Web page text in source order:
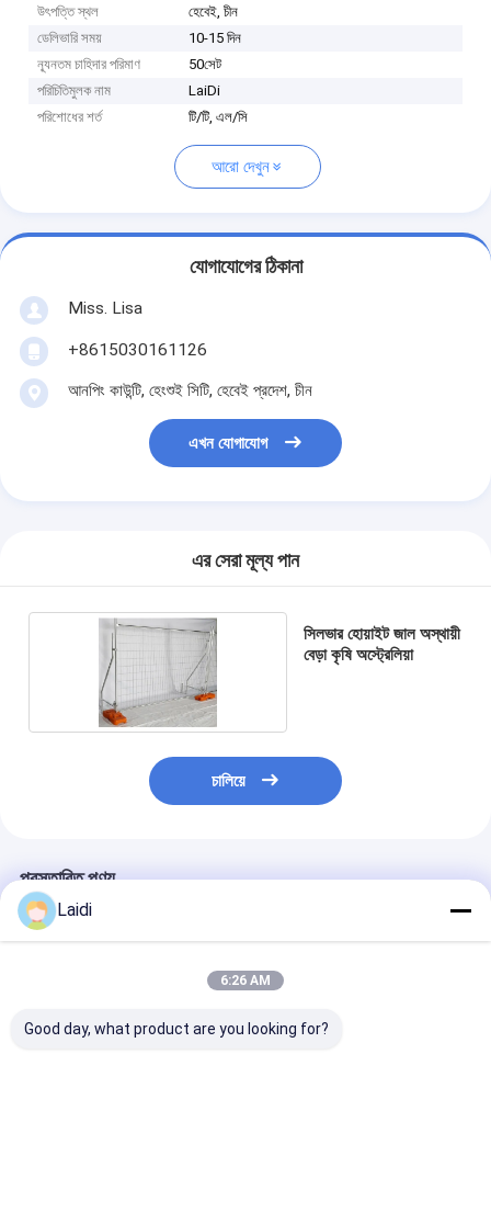
উৎপত্তি স্থল
হেবেই, চীন
ডেলিভারি সময়
10-15 দিন
ন্যূনতম চাহিদার পরিমাণ
50সেট
পরিচিতিমুলক নাম
LaiDi
পরিশোধের শর্ত
টি/টি, এল/সি
আরো দেখুন
যোগাযোগের ঠিকানা
Miss. Lisa
+8615030161126
আনপিং কাউন্টি, হেংশুই সিটি, হেবেই প্রদেশ, চীন
এখন যোগাযোগ
এর সেরা মূল্য পান
সিলভার হোয়াইট জাল অস্থায়ী
বেড়া কৃষি অস্ট্রেলিয়া
চালিয়ে
প্রস্তাবিত পণ্য
Laidi
6:26 AM
Good day, what product are you looking for?